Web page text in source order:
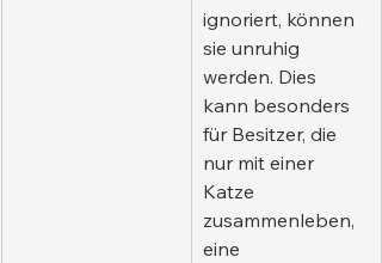
ignoriert, können
sie unruhig
werden. Dies
kann besonders
für Besitzer, die
nur mit einer
Katze
zusammenleben,
eine